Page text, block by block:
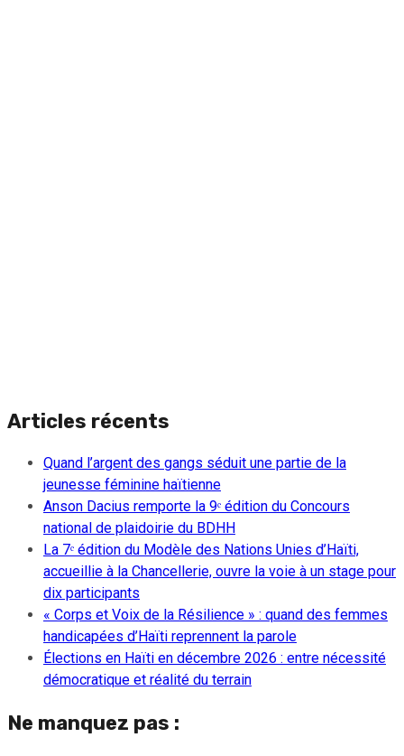
Articles récents
Quand l’argent des gangs séduit une partie de la
jeunesse féminine haïtienne
Anson Dacius remporte la 9ᵉ édition du Concours
national de plaidoirie du BDHH
La 7ᵉ édition du Modèle des Nations Unies d’Haïti,
accueillie à la Chancellerie, ouvre la voie à un stage pour
dix participants
« Corps et Voix de la Résilience » : quand des femmes
handicapées d’Haïti reprennent la parole
Élections en Haïti en décembre 2026 : entre nécessité
démocratique et réalité du terrain
Ne manquez pas :